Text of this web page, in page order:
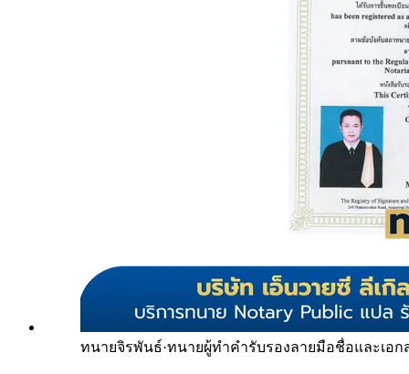
ทนายจิรพันธ์·ทนายผู้ทำคำรับรองลายมือชื่อและเอก